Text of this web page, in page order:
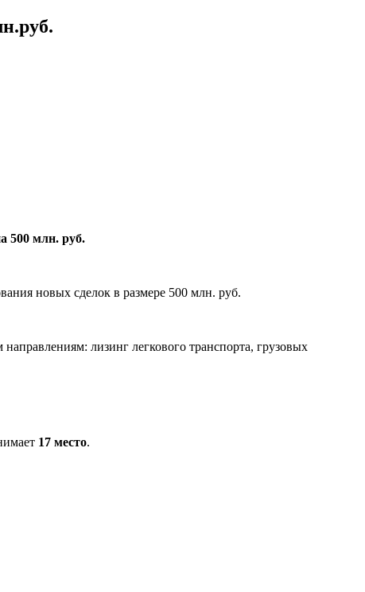
500 млн. руб.
новых сделок в размере 500 млн. руб.
лизинг легкового транспорта, грузовых
17 место.